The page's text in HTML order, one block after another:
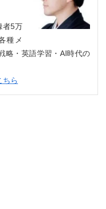
者5万
種メ
略・英語学習・AI時代の
ちら